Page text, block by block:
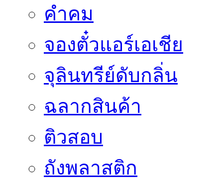
คำคม
จองตั๋วแอร์เอเชีย
จุลินทรีย์ดับกลิ่น
ฉลากสินค้า
ติวสอบ
ถังพลาสติก